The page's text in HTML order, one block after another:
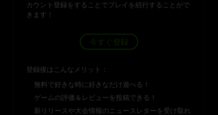
カウント登録をすることでプレイを続行することがで
きます！
今すぐ登録
登録後はこんなメリット：
無料で好きな時に好きなだけ遊べる！
ゲームの評価＆レビューを投稿できる！
新リリースや大会情報のニュースレターを受け取れ